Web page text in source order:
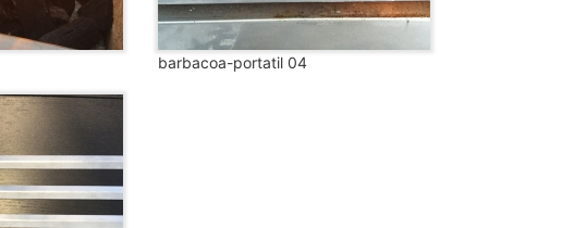
barbacoa-portatil 04